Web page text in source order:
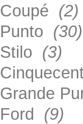
Coupé (2)
Punto (30)
Stilo (3)
Grande
Ford (9)